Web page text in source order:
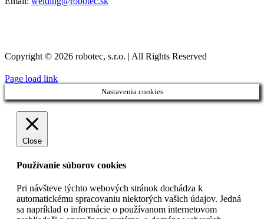
Copyright © 2026 robotec, s.r.o. | All Rights Reserved
Page load link
Nastavenia cookies
Close
Používanie súborov cookies
Pri návšteve týchto webových stránok dochádza k
automatickému spracovaniu niektorých vašich údajov. Jedná
sa napríklad o informácie o používanom internetovom